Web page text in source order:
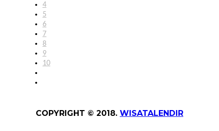
4
5
6
7
8
9
10
COPYRIGHT © 2018. WISATALENDIR